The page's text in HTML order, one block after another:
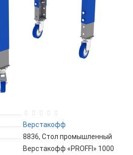
Верстакофф
8836, Стол промышленный
Верстакофф «PROFFI» 1000